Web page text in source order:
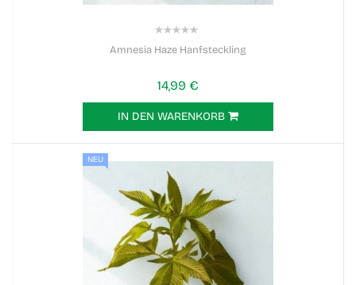
Amnesia Haze Hanfsteckling
14,99 €
IN DEN WARENKORB
NEU